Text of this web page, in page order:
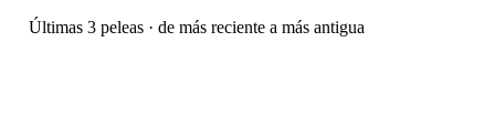
Últimas 3 peleas · de más reciente a más antigua